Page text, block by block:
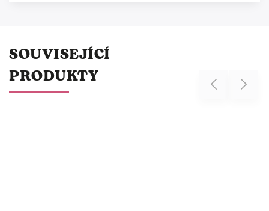
SOUVISEJÍCÍ
PRODUKTY
Previous Next